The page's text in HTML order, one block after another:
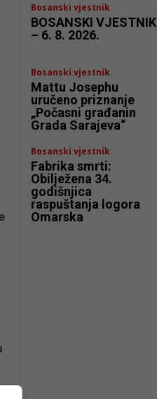
Bosanski vjestnik
BOSANSKI VJESTNIK
– 6. 8. 2026.
Bosanski vjestnik
Mattu Josephu
uručeno priznanje
„Počasni građanin
Grada Sarajeva“
Bosanski vjestnik
Fabrika smrti:
Obilježena 34.
godišnjica
raspuštanja logora
Omarska